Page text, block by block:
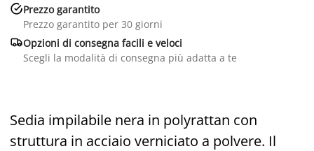
Prezzo garantito
Prezzo garantito per 30 giorni
Opzioni di consegna facili e veloci
Scegli la modalità di consegna più adatta a te
Sedia impilabile nera in polyrattan con
struttura in acciaio verniciato a polvere. Il